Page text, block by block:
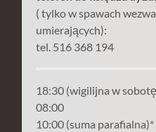
( tylko w spawach
umierających):
tel. 516 368 194
18:30 (wigilijna w
08:00
10:00 (suma parafialna)*